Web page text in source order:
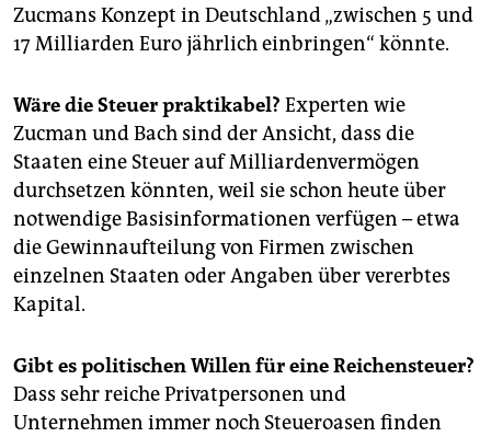
Zucmans Konzept in Deutschland „zwischen 5 und
17 Milliarden Euro jährlich einbringen“ könnte.
Wäre die Steuer praktikabel? Experten wie
Zucman und Bach sind der Ansicht, dass die
Staaten eine Steuer auf Milliardenvermögen
durchsetzen könnten, weil sie schon heute über
notwendige Basisinformationen verfügen – etwa
die Gewinnaufteilung von Firmen zwischen
einzelnen Staaten oder Angaben über vererbtes
Kapital.
Gibt es politischen Willen für eine Reichensteuer?
Dass sehr reiche Privatpersonen und
Unternehmen immer noch Steueroasen finden